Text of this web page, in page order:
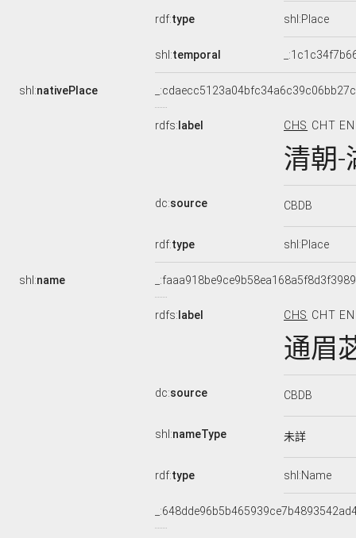
rdf:type shl:Place
shl:temporal
shl:nativePlace
rdfs:label CHS CHT
清朝-
dc:source CBDB
rdf:type shl:Place
shl:name _:faaa918be9ce9b58ea168a5f8d3f3989
rdfs:label CHS CHT
通眉
dc:source CBDB
shl:nameType 未詳
rdf:type shl:Name